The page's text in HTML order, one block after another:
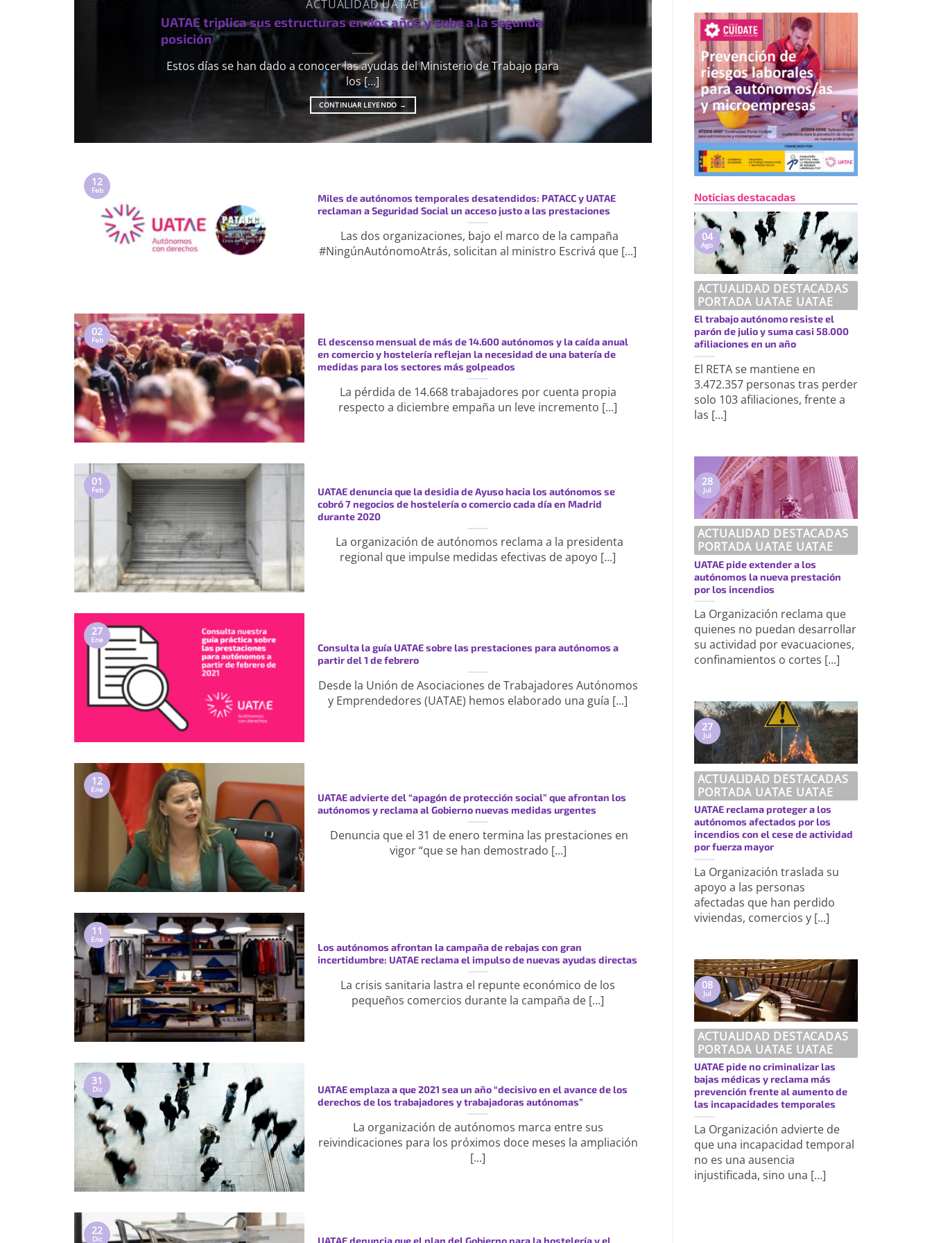
ACTUALIDAD UATAE
UATAE triplica sus estructuras en dos años y sube a la segunda
posición
Estos días se han dado a conocer las ayudas del Ministerio de Trabajo para
los [...]
CONTINUAR LEYENDO →
Miles de autónomos temporales desatendidos: PATACC y UATAE
reclaman a Seguridad Social un acceso justo a las prestaciones
Las dos organizaciones, bajo el marco de la campaña
#NingúnAutónomoAtrás, solicitan al ministro Escrivá que [...]
12
Feb
El descenso mensual de más de 14.600 autónomos y la caída anual
en comercio y hostelería reflejan la necesidad de una batería de
medidas para los sectores más golpeados
La pérdida de 14.668 trabajadores por cuenta propia
respecto a diciembre empaña un leve incremento [...]
02
Feb
UATAE denuncia que la desidia de Ayuso hacia los autónomos se
cobró 7 negocios de hostelería o comercio cada día en Madrid
durante 2020
La organización de autónomos reclama a la presidenta
regional que impulse medidas efectivas de apoyo [...]
01
Feb
Consulta la guía UATAE sobre las prestaciones para autónomos a
partir del 1 de febrero
Desde la Unión de Asociaciones de Trabajadores Autónomos
y Emprendedores (UATAE) hemos elaborado una guía [...]
27
Ene
UATAE advierte del “apagón de protección social” que afrontan los
autónomos y reclama al Gobierno nuevas medidas urgentes
Denuncia que el 31 de enero termina las prestaciones en
vigor “que se han demostrado [...]
12
Ene
Los autónomos afrontan la campaña de rebajas con gran
incertidumbre: UATAE reclama el impulso de nuevas ayudas directas
La crisis sanitaria lastra el repunte económico de los
pequeños comercios durante la campaña de [...]
11
Ene
UATAE emplaza a que 2021 sea un año “decisivo en el avance de los
derechos de los trabajadores y trabajadoras autónomas”
La organización de autónomos marca entre sus
reivindicaciones para los próximos doce meses la ampliación
[...]
31
Dic
UATAE denuncia que el plan del Gobierno para la hostelería y el
22
Dic
Noticias destacadas
ACTUALIDAD DESTACADAS
PORTADA UATAE UATAE
El trabajo autónomo resiste el
parón de julio y suma casi 58.000
afiliaciones en un año
El RETA se mantiene en
3.472.357 personas tras perder
solo 103 afiliaciones, frente a
las [...]
04
Ago
ACTUALIDAD DESTACADAS
PORTADA UATAE UATAE
UATAE pide extender a los
autónomos la nueva prestación
por los incendios
La Organización reclama que
quienes no puedan desarrollar
su actividad por evacuaciones,
confinamientos o cortes [...]
28
Jul
ACTUALIDAD DESTACADAS
PORTADA UATAE UATAE
UATAE reclama proteger a los
autónomos afectados por los
incendios con el cese de actividad
por fuerza mayor
La Organización traslada su
apoyo a las personas
afectadas que han perdido
viviendas, comercios y [...]
27
Jul
ACTUALIDAD DESTACADAS
PORTADA UATAE UATAE
UATAE pide no criminalizar las
bajas médicas y reclama más
prevención frente al aumento de
las incapacidades temporales
La Organización advierte de
que una incapacidad temporal
no es una ausencia
injustificada, sino una [...]
08
Jul